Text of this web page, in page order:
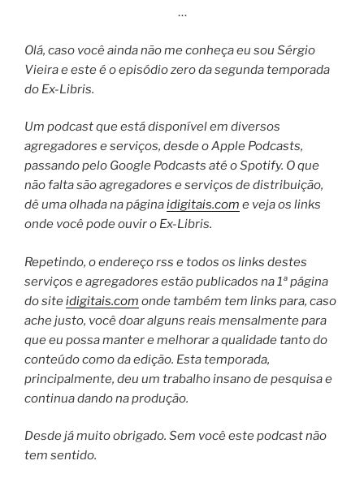
…
Olá, caso você ainda não me conheça eu sou Sérgio
Vieira e este é o episódio zero da segunda temporada
do Ex-Libris.
Um podcast que está disponível em diversos
agregadores e serviços, desde o Apple Podcasts,
passando pelo Google Podcasts até o Spotify. O que
não falta são agregadores e serviços de distribuição,
dê uma olhada na páginaidigitais.com e veja os links
onde você pode ouvir o Ex-Libris.
Repetindo, o endereço rss e todos os links destes
serviços e agregadores estão publicados na 1ª página
do siteidigitais.com onde também tem links para, caso
ache justo, você doar alguns reais mensalmente para
que eu possa manter e melhorar a qualidade tanto do
conteúdo como da edição. Esta temporada,
principalmente, deu um trabalho insano de pesquisa e
continua dando na produção.
Desde já muito obrigado. Sem você este podcast não
tem sentido.